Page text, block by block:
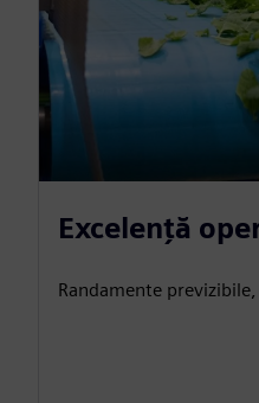
Excelență
Randamente